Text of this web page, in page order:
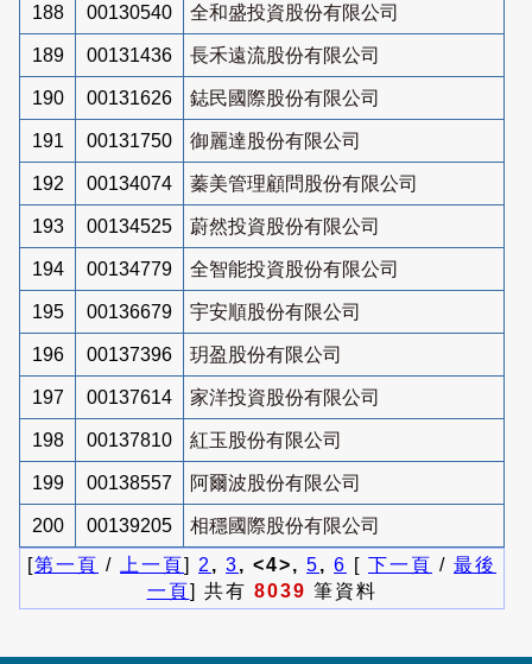
188 00130540 全和盛投資股份有限公司
189 00131436 長禾遠流股份有限公司
190 00131626 鋕民國際股份有限公司
191 00131750 御麗達股份有限公司
192 00134074 蓁美管理顧問股份有限公司
193 00134525 蔚然投資股份有限公司
194 00134779 全智能投資股份有限公司
195 00136679 宇安順股份有限公司
196 00137396 玥盈股份有限公司
197 00137614 家洋投資股份有限公司
198 00137810 紅玉股份有限公司
199 00138557 阿爾波股份有限公司
200 00139205
相穩國際股份有限公司
[第一頁 / 上一頁] 2 , 3, <4>, 5, 6 [ 下一頁 / 最後
一頁] 共有 8039 筆資料